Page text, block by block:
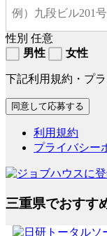
性別 任意
男性
女性
下記利用規約・プ
利用規約
プライバシー
三重県でおすす